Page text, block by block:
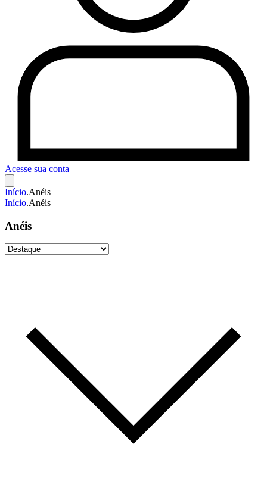
Acesse sua conta
Início.Anéis
Início.Anéis
Anéis